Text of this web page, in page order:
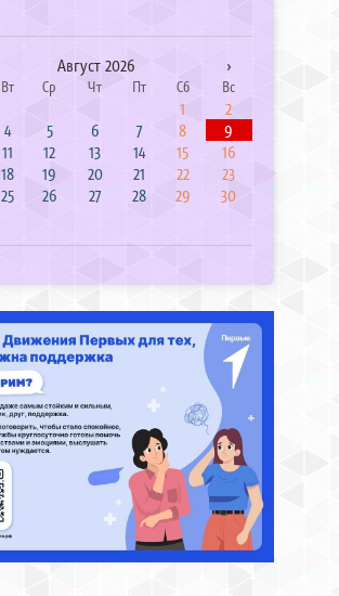
Август 2026 ›
Вт Ср Чт Пт Сб Вс
1
2
4 5 6 7 8
9
11 12 13 14 15
16
18 19 20 21 22
23
25 26 27 28 29
30